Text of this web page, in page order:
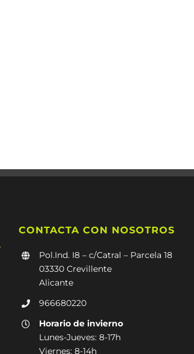
CONTACTA CON NOSOTROS
Pol.Ind. I8 – c/Catral – Parcela 18
03330 Crevillente
Alicante
966680220
Horario de invierno
Lunes-Jueves: 8-17h
Viernes: 8-14h